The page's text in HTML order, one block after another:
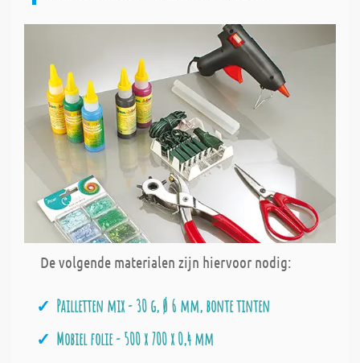
De volgende materialen zijn hiervoor nodig:
Pailletten mix - 30 g, Ø 6 mm, bonte tinten
Mobiel folie - 500 x 700 x 0,4 mm